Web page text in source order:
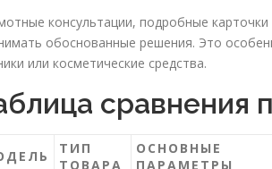
консультации, подробные
обоснованные решения. Это
или косметические средства.
сравнения
ТИП
ТОВАРА
ОСНОВНЫЕ
ПАРАМЕТРЫ